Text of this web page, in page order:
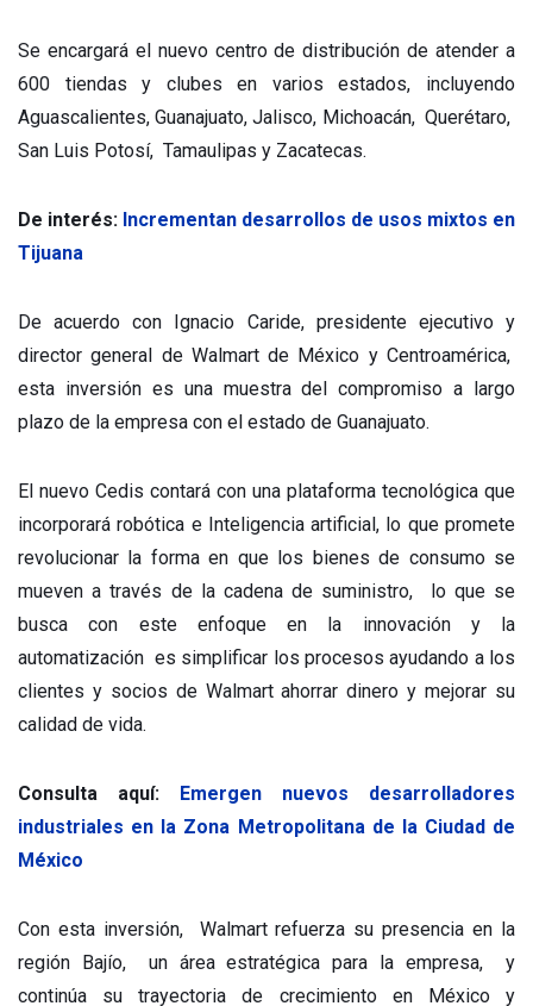
Se encargará el nuevo centro de distribución de atender a
600 tiendas y clubes en varios estados, incluyendo
Aguascalientes, Guanajuato, Jalisco, Michoacán, Querétaro,
San Luis Potosí, Tamaulipas y Zacatecas.
De interés: Incrementan desarrollos de usos mixtos en
Tijuana
De acuerdo con Ignacio Caride, presidente ejecutivo y
director general de Walmart de México y Centroamérica,
esta inversión es una muestra del compromiso a largo
plazo de la empresa con el estado de Guanajuato.
El nuevo Cedis contará con una plataforma tecnológica que
incorporará robótica e Inteligencia artificial, lo que promete
revolucionar la forma en que los bienes de consumo se
mueven a través de la cadena de suministro, lo que se
busca con este enfoque en la innovación y la
automatización es simplificar los procesos ayudando a los
clientes y socios de Walmart ahorrar dinero y mejorar su
calidad de vida.
Consulta aquí:
Emergen nuevos desarrolladores
industriales en la Zona Metropolitana de la Ciudad de
México
Con esta inversión, Walmart refuerza su presencia en la
región Bajío, un área estratégica para la empresa, y
continúa su trayectoria de crecimiento en México y